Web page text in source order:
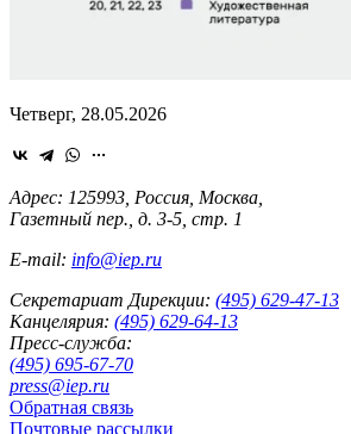
Четверг, 28.05.2026
Адрес: 125993, Россия, Москва,
Газетный пер., д. 3-5, стр. 1
E-mail: info@iep.ru
Секретариат Дирекции: (495) 629-47-13
Канцелярия: (495) 629-64-13
Пресс-служба:
(495) 695-67-70
press@iep.ru
Обратная связь
Почтовые рассылки